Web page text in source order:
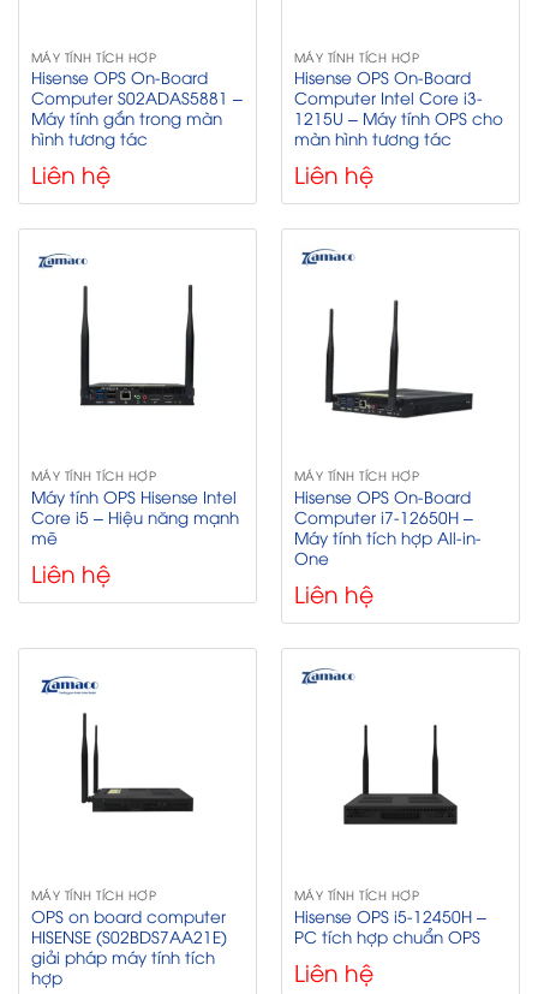
MÁY TÍNH TÍCH HỢP
Hisense OPS On-Board
Computer S02ADAS5881 –
Máy tính gắn trong màn
hình tương tác
Liên hệ
MÁY TÍNH TÍCH HỢP
Hisense OPS On-Board
Computer Intel Core i3-
1215U – Máy tính OPS cho
màn hình tương tác
Liên hệ
MÁY TÍNH TÍCH HỢP
Máy tính OPS Hisense Intel
Core i5 – Hiệu năng mạnh
mẽ
Liên hệ
MÁY TÍNH TÍCH HỢP
Hisense OPS On-Board
Computer i7-12650H –
Máy tính tích hợp All-in-
One
Liên hệ
MÁY TÍNH TÍCH HỢP
OPS on board computer
HISENSE (S02BDS7AA21E)
giải pháp máy tính tích
hợp
MÁY TÍNH TÍCH HỢP
Hisense OPS i5-12450H –
PC tích hợp chuẩn OPS
Liên hệ